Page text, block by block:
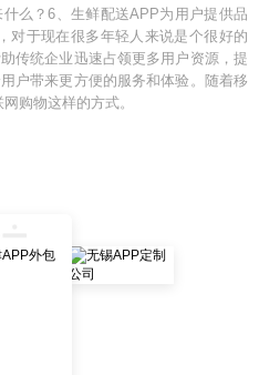
么？6、生鲜配送APP为用户提供品
对于现在很多年轻人来说是个很好的
传统企业迅速占领更多用户资源，提
户带来更方便的服务和体验。随着移
购物这样的方式。